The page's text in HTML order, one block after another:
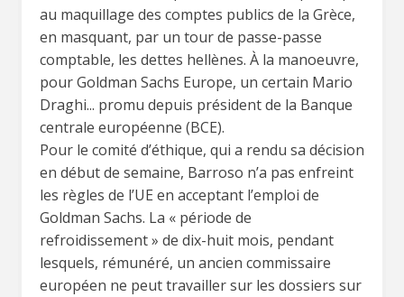
au maquillage des comptes publics de la Grèce,
en masquant, par un tour de passe-passe
comptable, les dettes hellènes. À la manoeuvre,
pour Goldman Sachs Europe, un certain Mario
Draghi... promu depuis président de la Banque
centrale européenne (BCE).
Pour le comité d’éthique, qui a rendu sa décision
en début de semaine, Barroso n’a pas enfreint
les règles de l’UE en acceptant l’emploi de
Goldman Sachs. La « période de
refroidissement » de dix-huit mois, pendant
lesquels, rémunéré, un ancien commissaire
européen ne peut travailler sur les dossiers sur